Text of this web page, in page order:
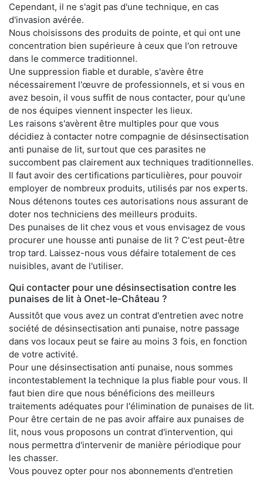
Cependant, il ne s'agit pas d'une technique, en cas
d'invasion avérée.
Nous choisissons des produits de pointe, et qui ont une
concentration bien supérieure à ceux que l'on retrouve
dans le commerce traditionnel.
Une suppression fiable et durable, s'avère être
nécessairement l'œuvre de professionnels, et si vous en
avez besoin, il vous suffit de nous contacter, pour qu'une
de nos équipes viennent inspecter les lieux.
Les raisons s'avèrent être multiples pour que vous
décidiez à contacter notre compagnie de désinsectisation
anti punaise de lit, surtout que ces parasites ne
succombent pas clairement aux techniques traditionnelles.
Il faut avoir des certifications particulières, pour pouvoir
employer de nombreux produits, utilisés par nos experts.
Nous détenons toutes ces autorisations nous assurant de
doter nos techniciens des meilleurs produits.
Des punaises de lit chez vous et vous envisagez de vous
procurer une housse anti punaise de lit ? C'est peut-être
trop tard. Laissez-nous vous défaire totalement de ces
nuisibles, avant de l'utiliser.
Qui contacter pour une désinsectisation contre les
punaises de lit à Onet-le-Château ?
Aussitôt que vous avez un contrat d'entretien avec notre
société de désinsectisation anti punaise, notre passage
dans vos locaux peut se faire au moins 3 fois, en fonction
de votre activité.
Pour une désinsectisation anti punaise, nous sommes
incontestablement la technique la plus fiable pour vous. Il
faut bien dire que nous bénéficions des meilleurs
traitements adéquates pour l'élimination de punaises de lit.
Pour être certain de ne pas avoir affaire aux punaises de
lit, nous vous proposons un contrat d'intervention, qui
nous permettra d'intervenir de manière périodique pour
les chasser.
Vous pouvez opter pour nos abonnements d'entretien